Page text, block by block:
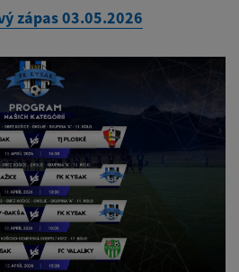
zápas 03.05.2026